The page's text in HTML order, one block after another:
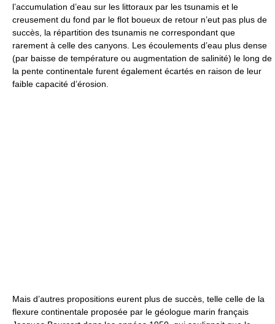
l’accumulation d’eau sur les littoraux par les tsunamis et le
creusement du fond par le flot boueux de retour n’eut pas plus de
succès, la répartition des tsunamis ne correspondant que
rarement à celle des canyons. Les écoulements d’eau plus dense
(par baisse de température ou augmentation de salinité) le long de
la pente continentale furent également écartés en raison de leur
faible capacité d’érosion.
Mais d’autres propositions eurent plus de succès, telle celle de la
flexure continentale proposée par le géologue marin français